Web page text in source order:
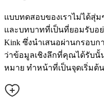
แบบทดสอบของเราไม่ได้สุ่
และบทบาทที่เป็นที่ยอมรับอ
Kink ซึ่งนำเสนอผ่านกรอบ
ว่าข้อมูลเชิงลึกที่คุณได้รับนั้
หมาย ทำหน้าที่เป็นจุดเริ่ม